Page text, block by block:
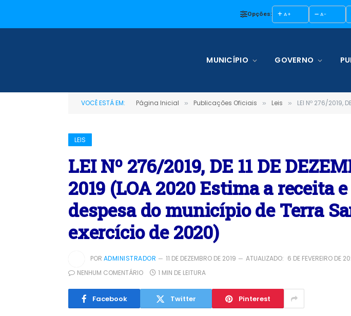
Opções: A+ A-
MUNICÍPIO GOVERNO
VOCÊ ESTÁ EM: Página Inicial » Publicações Oficiais » Leis » LEI Nº 276/2019, DE 11
LEIS
LEI Nº 276/2019, DE 11 DE
2019 (LOA 2020 Estima a receita
despesa do município de Terra
exercício de 2020)
POR ADMINISTRADOR 11 DE DEZEMBRO DE 2019 ATUALIZADO: 6 DE FEVEREIRO DE
NENHUM COMENTÁRIO
1 MIN DE LEITURA
Facebook Twitter Pinterest